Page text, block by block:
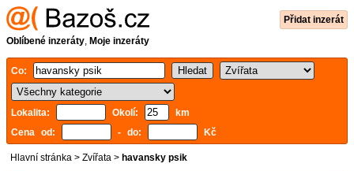
Přidat inzerát
Oblíbené inzeráty, Moje inzeráty
Co:
Lokalita: Okolí:
km
Cena od:
- do: Kč
Hlavní stránka > Zvířata > havansky psik